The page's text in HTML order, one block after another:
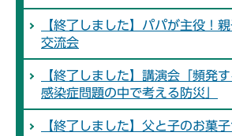
【終了しました】パパが主役！
交流会
【終了しました】講演会「頻発
感染症問題の中で考える防災」
【終了しました】父と子のお菓